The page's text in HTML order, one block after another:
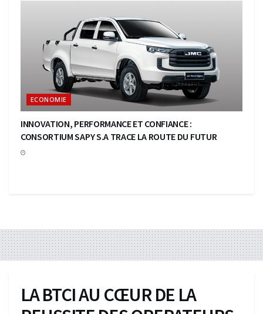
ECONOMIE
INNOVATION, PERFORMANCE ET CONFIANCE :
CONSORTIUM SAPY S.A TRACE LA ROUTE DU FUTUR
LA BTCI AU CŒUR DE LA